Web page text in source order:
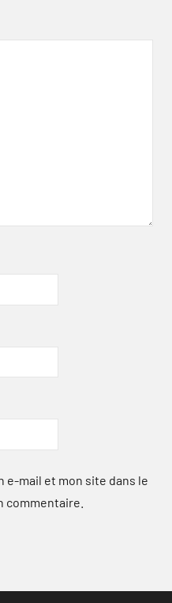
e-mail et mon site dans le
commentaire.